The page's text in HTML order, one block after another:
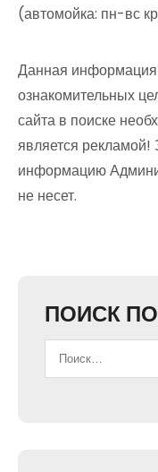
(автомойка: пн-вс
Данная информация
ознакомительных
сайта в поиске
является
информацию
не несет.
ПОИСК